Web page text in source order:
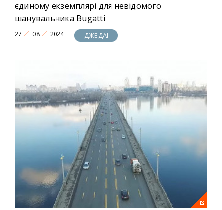
єдиному екземплярі для невідомого
шанувальника Bugatti
27 08 2024 ДЖЕДАІ